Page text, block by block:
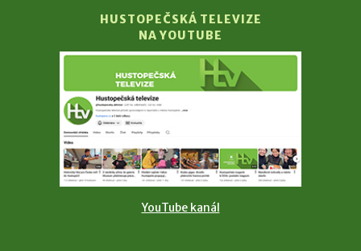
HUSTOPEČSKÁ TELEVIZE
NA YOUTUBE
YouTube kanál